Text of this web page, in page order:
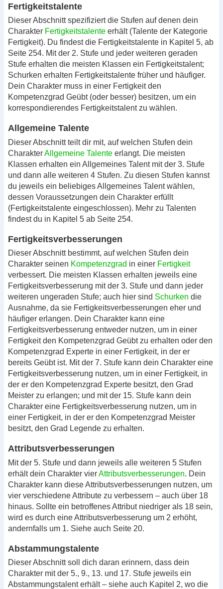
Fertigkeitstalente
Dieser Abschnitt spezifiziert die Stufen auf denen dein
Charakter Fertigkeitstalente erhält (Talente der Kategorie
Fertigkeit). Du findest die Fertigkeitstalente in Kapitel 5, ab
Seite 254. Mit der 2. Stufe und jeder weiteren geraden
Stufe erhalten die meisten Klassen ein Fertigkeitstalent;
Schurken erhalten Fertigkeitstalente früher und häufiger.
Dein Charakter muss in einer Fertigkeit den
Kompetenzgrad Geübt (oder besser) besitzen, um ein
korrespondierendes Fertigkeitstalent zu wählen.
Allgemeine Talente
Dieser Abschnitt teilt dir mit, auf welchen Stufen dein
CharakterAllgemeine Talente erlangt. Die meisten
Klassen erhalten ein Allgemeines Talent mit der 3. Stufe
und dann alle weiteren 4 Stufen. Zu diesen Stufen kannst
du jeweils ein beliebiges Allgemeines Talent wählen,
dessen Voraussetzungen dein Charakter erfüllt
(Fertigkeitstalente eingeschlossen). Mehr zu Talenten
findest du in Kapitel 5 ab Seite 254.
Fertigkeitsverbesserungen
Dieser Abschnitt bestimmt, auf welchen Stufen dein
Charakter seinen Kompetenzgrad in einer Fertigkeit
verbessert. Die meisten Klassen erhalten jeweils eine
Fertigkeitsverbesserung mit der 3. Stufe und dann jeder
weiteren ungeraden Stufe; auch hier sind Schurken die
Ausnahme, da sie Fertigkeitsverbesserungen eher und
häufiger erlangen. Dein Charakter kann eine
Fertigkeitsverbesserung entweder nutzen, um in einer
Fertigkeit den Kompetenzgrad Geübt zu erhalten oder den
Kompetenzgrad Experte in einer Fertigkeit, in der er
bereits Geübt ist. Mit der 7. Stufe kann dein Charakter eine
Fertigkeitsverbesserung nutzen, um in einer Fertigkeit, in
der er den Kompetenzgrad Experte besitzt, den Grad
Meister zu erlangen; und mit der 15. Stufe kann dein
Charakter eine Fertigkeitsverbesserung nutzen, um in
einer Fertigkeit, in der er den Kompetenzgrad Meister
besitzt, den Grad Legende zu erhalten.
Attributsverbesserungen
Mit der 5. Stufe und dann jeweils alle weiteren 5 Stufen
erhält dein Charakter vierAttributsverbesserungen. Dein
Charakter kann diese Attributsverbesserungen nutzen, um
vier verschiedene Attribute zu verbessern – auch über 18
hinaus. Sollte ein betroffenes Attribut niedriger als 18 sein,
wird es durch eine Attributsverbesserung um 2 erhöht,
andernfalls um 1. Siehe auch Seite 20.
Abstammungstalente
Dieser Abschnitt soll dich daran erinnern, dass dein
Charakter mit der 5., 9., 13. und 17. Stufe jeweils ein
Abstammungstalent erhält – siehe auch Kapitel 2, wo die